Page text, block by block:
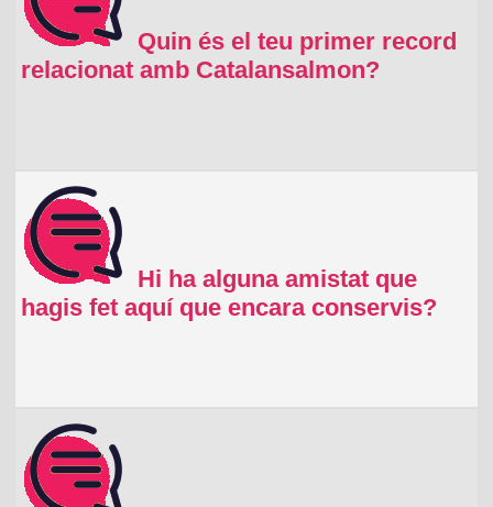
Quin és el teu primer record
relacionat amb Catalansalmon?
Hi ha alguna amistat que
hagis fet aquí que encara conservis?